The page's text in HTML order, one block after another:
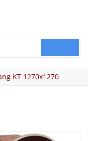
KT 1270x1270